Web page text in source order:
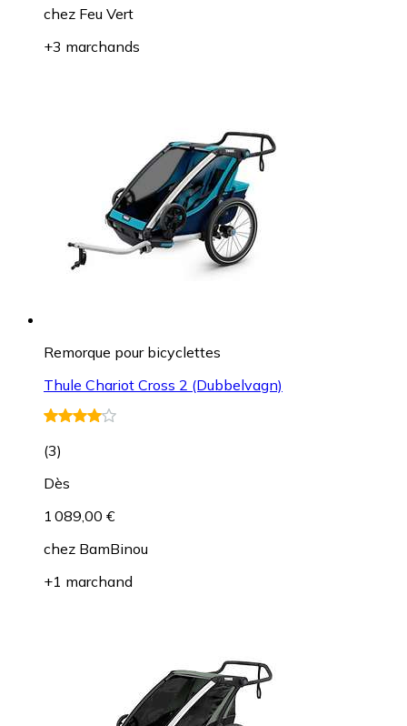
chez Feu Vert
+3 marchands
Remorque pour bicyclettes
Thule Chariot Cross 2 (Dubbelvagn)
(3)
Dès
1 089,00 €
chez BamBinou
+1 marchand